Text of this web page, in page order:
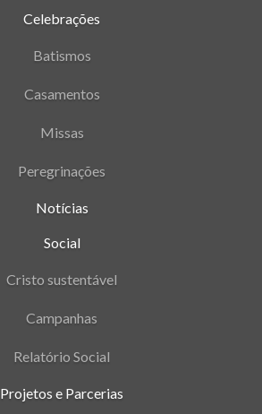
Celebrações
Batismos
Casamentos
Missas
Peregrinações
Notícias
Social
Cristo sustentável
Campanhas
Relatório Social
Projetos e Parcerias